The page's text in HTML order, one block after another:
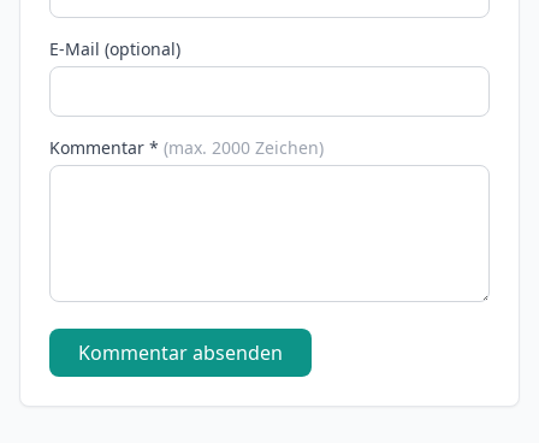
E-Mail (optional)
Kommentar * (max. 2000 Zeichen)
Kommentar absenden